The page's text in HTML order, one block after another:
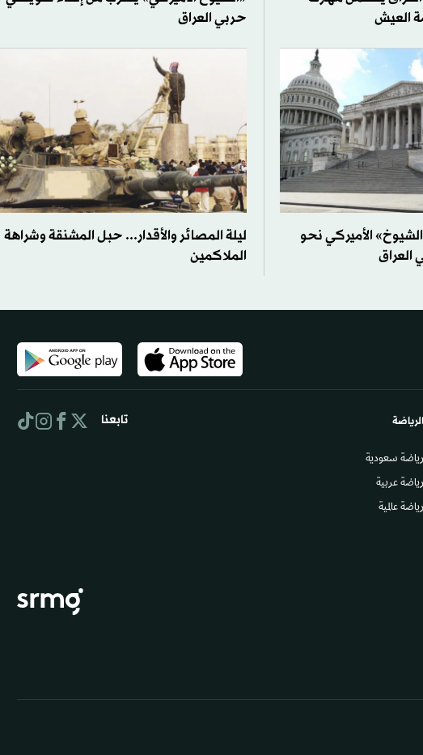
العيش
حربي العراق
الأميركي نحو
العراق
ليلة المصائر والأقدار... حبل المشنقة وشراهة
الملاكمين
الرياضة
رياضة سعودية
رياضة عربية
رياضة عالمية
تابعنا